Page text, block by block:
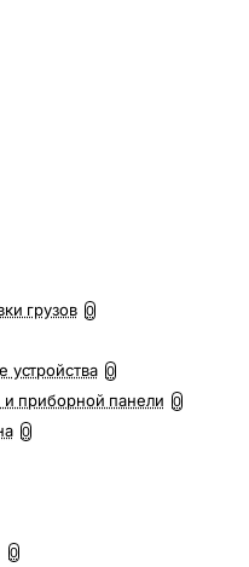
грузов 0
устройства 0
приборной панели 0
0
0